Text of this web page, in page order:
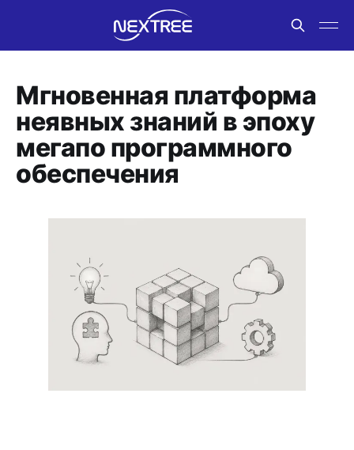
Мгновенная платформа
неявных знаний в эпоху
мегапо программного
обеспечения